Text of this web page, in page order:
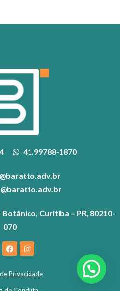
41.99788-1870
Botânico, Curitiba – PR, 80210-
070
Privacidade